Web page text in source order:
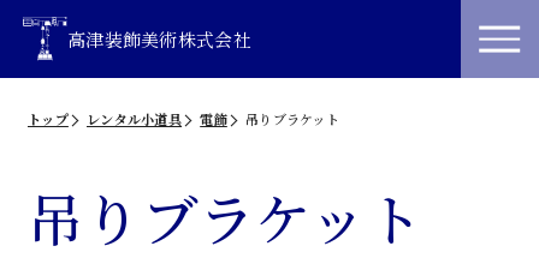
高津装飾美術株式会社
トップ レンタル小道具 電飾 吊りブラケット
吊りブラケット